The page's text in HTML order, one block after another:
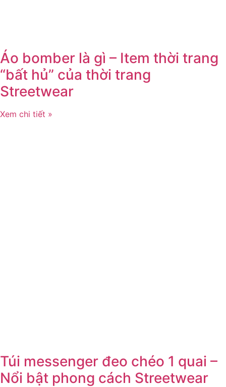
Áo bomber là gì – Item thời trang
“bất hủ” của thời trang
Streetwear
Xem chi tiết »
Túi messenger đeo chéo 1 quai –
Nổi bật phong cách Streetwear